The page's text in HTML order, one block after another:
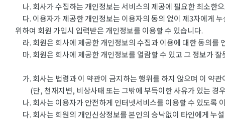
나. 회사가 수집하는 개인정보는 서비스의 제공에 필요한 최소한
다. 이용자가 제공한 개인정보는 이용자의 동의 없이 제3자에게
위하여 회원 가입시 입력받은 개인정보를 이용할 수 있습니다.
라. 회원은 회사에 제공한 개인정보의 수집과 이용에 대한 동의를
마. 회원은 회사에 제공한 개인정보를 열람할 수 있고 그 정보가
가. 회사는 법령과 이 약관이 금지하는 행위를 하지 않으며 이 약
(단, 천재지변, 비상사태 또는 그밖에 부득이한 사유가 있는 경
나. 회사는 이용자가 안전하게 인터넷서비스를 이용할 수 있도록
다. 회사는 회원의 개인신상정보를 본인의 승낙없이 타인에게 누